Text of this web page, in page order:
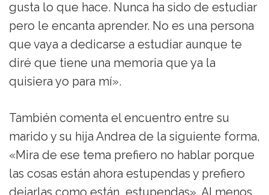
gusta lo que hace. Nunca ha sido de estudiar
pero le encanta aprender. No es una persona
que vaya a dedicarse a estudiar aunque te
diré que tiene una memoria que ya la
quisiera yo para mí».
También comenta el encuentro entre su
marido y su hija Andrea de la siguiente forma,
«Mira de ese tema prefiero no hablar porque
las cosas están ahora estupendas y prefiero